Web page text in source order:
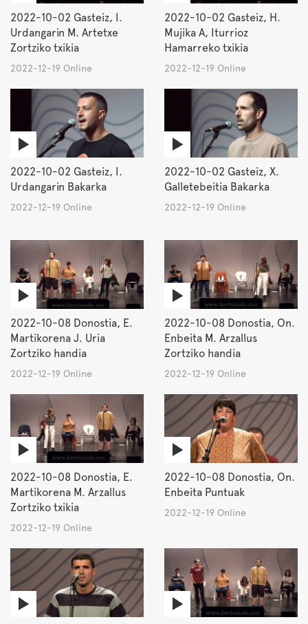
2022-10-02 Gasteiz, I.
Urdangarin M. Artetxe
Zortziko txikia
2022-12-19 Online
2022-10-02 Gasteiz, H.
Mujika A, Iturrioz
Hamarreko txikia
2022-12-19 Online
2022-10-02 Gasteiz, I.
Urdangarin Bakarka
2022-12-19 Online
2022-10-02 Gasteiz, X.
Galletebeitia Bakarka
2022-12-19 Online
2022-10-08 Donostia, E.
Martikorena J. Uria
Zortziko handia
2022-12-19 Online
2022-10-08 Donostia, On.
Enbeita M. Arzallus
Zortziko handia
2022-12-19 Online
2022-10-08 Donostia, E.
Martikorena M. Arzallus
Zortziko txikia
2022-12-19 Online
2022-10-08 Donostia, On.
Enbeita Puntuak
2022-12-19 Online